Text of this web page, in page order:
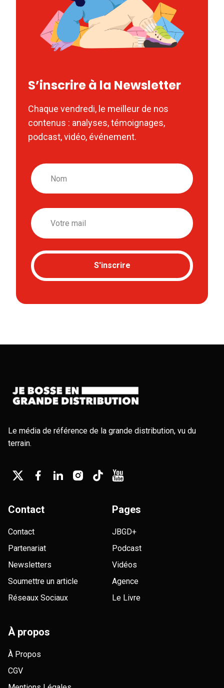
S’inscrire à la Newsletter
Chaque vendredi, le meilleur de nos
contenus : analyses, témoignages,
podcast, vidéo, événement.
Nom
Email
S'inscrire
Le média de référence de la grande distribution, vu du
terrain.
Contact
Contact
Partenariat
Newsletters
Soumettre un article
Réseaux Sociaux
Pages
JBGD+
Podcast
Vidéos
Agence
Le Livre
À propos
À Propos
CGV